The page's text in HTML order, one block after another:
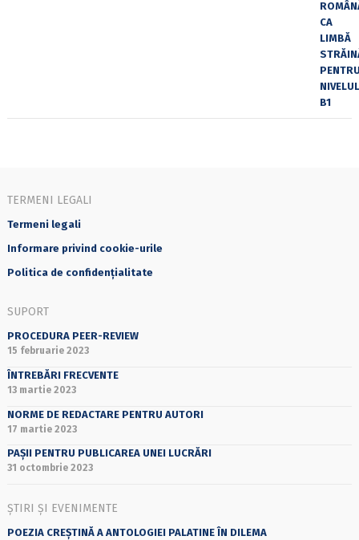
TERMENI LEGALI
Termeni legali
Informare privind cookie-urile
Politica de confidențialitate
SUPORT
PROCEDURA PEER-REVIEW
15 februarie 2023
ÎNTREBĂRI FRECVENTE
13 martie 2023
NORME DE REDACTARE PENTRU AUTORI
17 martie 2023
PAȘII PENTRU PUBLICAREA UNEI LUCRĂRI
31 octombrie 2023
ȘTIRI ȘI EVENIMENTE
POEZIA CREȘTINĂ A ANTOLOGIEI PALATINE ÎN DILEMA